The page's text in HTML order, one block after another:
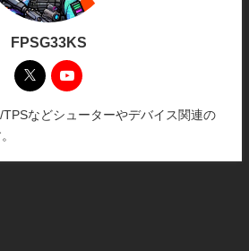
FPSG33KS
などシューターやデバイス関連の